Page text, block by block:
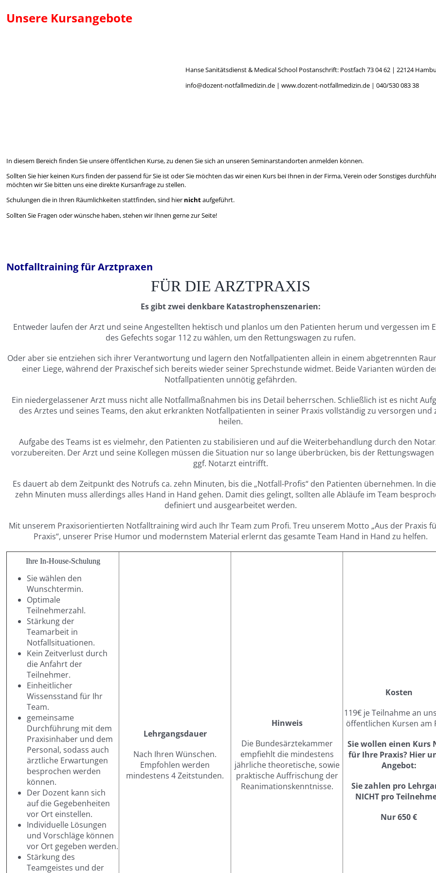
Unsere Kursangebote
Hanse Sanitätsdienst & Medical School Postanschrift: Postfach 73 04 62 | 22124
info@dozent-notfallmedizin.de | www.dozent-notfallmedizin.de | 040/530 083 38
In diesem Bereich finden Sie unsere öffentlichen Kurse, zu denen Sie sich an unseren Seminarstandorten anmelden können.
Sollten Sie hier keinen Kurs finden der passend für Sie ist oder Sie möchten das wir einen Kurs bei Ihnen in der Firma, Verein oder Sonstiges
möchten wir Sie bitten uns eine direkte Kursanfrage zu stellen.
Schulungen die in Ihren Räumlichkeiten stattfinden, sind hier nichtaufgeführt.
Sollten Sie Fragen oder wünsche haben, stehen wir Ihnen gerne zur Seite!
Notfalltraining für Arztpraxen
FÜR DIE ARZTPRAXIS
Es gibt zwei denkbare Katastrophenszenarien:
Entweder laufen der Arzt und seine Angestellten hektisch und planlos um den Patienten herum und vergessen im
des Gefechts sogar 112 zu wählen, um den Rettungswagen zu rufen.
Oder aber sie entziehen sich ihrer Verantwortung und lagern den Notfallpatienten allein in einem abgetrennten
einer Liege, während der Praxischef sich bereits wieder seiner Sprechstunde widmet. Beide Varianten würden
Notfallpatienten unnötig gefährden.
Ein niedergelassener Arzt muss nicht alle Notfallmaßnahmen bis ins Detail beherrschen. Schließlich ist es nicht
des Arztes und seines Teams, den akut erkrankten Notfallpatienten in seiner Praxis vollständig zu versorgen und
heilen.
Aufgabe des Teams ist es vielmehr, den Patienten zu stabilisieren und auf die Weiterbehandlung durch den
vorzubereiten. Der Arzt und seine Kollegen müssen die Situation nur so lange überbrücken, bis der
ggf. Notarzt eintrifft.
Es dauert ab dem Zeitpunkt des Notrufs ca. zehn Minuten, bis die „Notfall-Profis“ den Patienten übernehmen. In
zehn Minuten muss allerdings alles Hand in Hand gehen. Damit dies gelingt, sollten alle Abläufe im Team
definiert und ausgearbeitet werden.
Mit unserem Praxisorientierten Notfalltraining wird auch Ihr Team zum Profi. Treu unserem Motto „Aus der Praxis
Praxis“, unserer Prise Humor und modernstem Material erlernt das gesamte Team Hand in Hand zu helfen.
Ihre In-House-Schulung
Sie wählen den
Wunschtermin.
Optimale
Teilnehmerzahl.
Stärkung der
Teamarbeit in
Notfallsituationen.
Kein Zeitverlust durch
die Anfahrt der
Teilnehmer.
Einheitlicher
Wissensstand für Ihr
Team.
gemeinsame
Durchführung mit dem
Praxisinhaber und dem
Personal, sodass auch
ärztliche Erwartungen
besprochen werden
können.
Der Dozent kann sich
auf die Gegebenheiten
vor Ort einstellen.
Individuelle Lösungen
und Vorschläge können
vor Ort gegeben werden.
Stärkung des
Teamgeistes und der
Lehrgangsdauer
Nach Ihren Wünschen.
Empfohlen werden
mindestens 4 Zeitstunden.
Hinweis
Die Bundesärztekammer
empfiehlt die mindestens
jährliche theoretische, sowie
praktische Auffrischung der
Reanimationskenntnisse.
Kosten
119€ je Teilnahme an
öffentlichen Kursen am
Sie wollen einen Kurs
für Ihre Praxis? Hier
Angebot:
Sie zahlen pro
NICHT pro
Nur 650 €